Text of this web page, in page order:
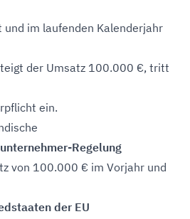
im laufenden Kalenderjahr
der Umsatz 100.000 €, tritt
ein.
Regelung
von 100.000 € im Vorjahr und
der EU